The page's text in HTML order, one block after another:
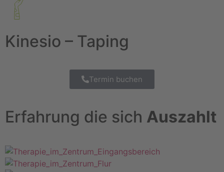
Kinesio – Taping
Termin buchen
Erfahrung die sich Auszahlt